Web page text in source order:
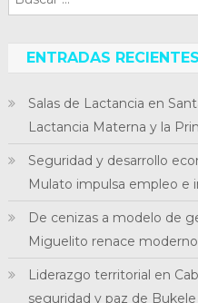
ENTRADAS RECIENTES
Salas de Lactancia en
Lactancia Materna y la
Seguridad y desarrollo
Mulato impulsa empleo e
De cenizas a modelo de
Miguelito renace
Liderazgo territorial en
seguridad y paz de Bukele